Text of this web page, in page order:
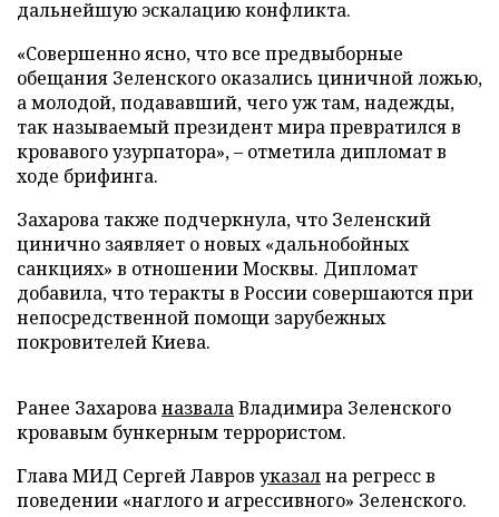
дальнейшую эскалацию конфликта.
«Совершенно ясно, что все предвыборные
обещания Зеленского оказались циничной ложью,
а молодой, подававший, чего уж там, надежды,
так называемый президент мира превратился в
кровавого узурпатора», – отметила дипломат в
ходе брифинга.
Захарова также подчеркнула, что Зеленский
цинично заявляет о новых «дальнобойных
санкциях» в отношении Москвы. Дипломат
добавила, что теракты в России совершаются при
непосредственной помощи зарубежных
покровителей Киева.
Ранее ЗахарованазвалаВладимира Зеленского
кровавым бункерным террористом.
Глава МИД Сергей Лавров указална регресс в
поведении «наглого и агрессивного» Зеленского.